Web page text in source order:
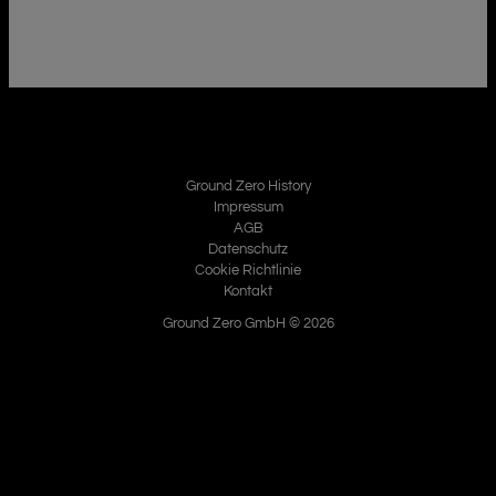
Ground Zero History
Impressum
AGB
Datenschutz
Cookie Richtlinie
Kontakt
Ground Zero GmbH © 2026